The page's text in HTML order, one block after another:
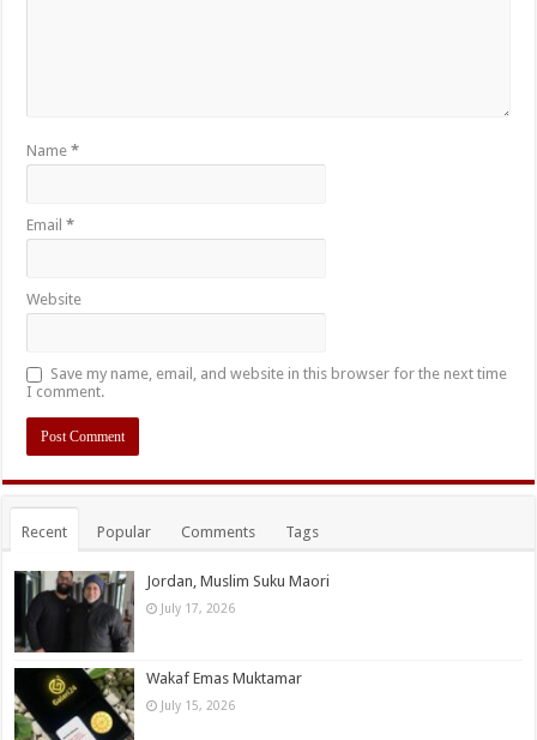
Name*
Email*
Website
Save my name, email, and website in this browser for the next time
I comment.
Recent Popular Comments Tags
Jordan, Muslim Suku Maori
July 17, 2026
Wakaf Emas Muktamar
July 15, 2026